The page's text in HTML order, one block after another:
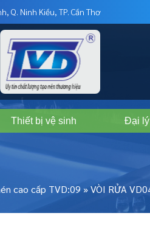
Q. Ninh Kiều, TP. Cần Thơ
Thiết bị vệ sinh Đại
cao cấp TVD:09 »VÒI RỬA